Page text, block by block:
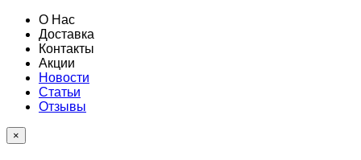
О Нас
Доставка
Контакты
Акции
Новости
Статьи
Отзывы
×